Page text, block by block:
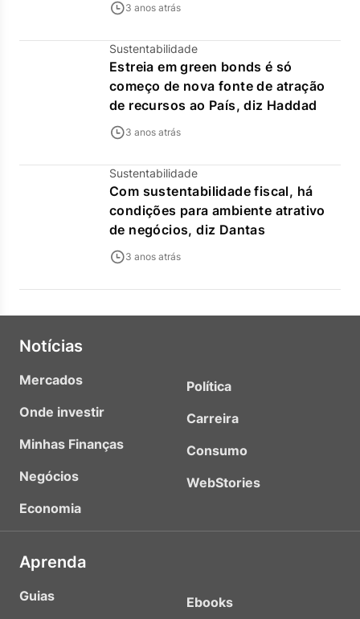
3 anos atrás
Sustentabilidade
Estreia em green bonds é só
começo de nova fonte de atração
de recursos ao País, diz Haddad
3 anos atrás
Sustentabilidade
Com sustentabilidade fiscal, há
condições para ambiente atrativo
de negócios, diz Dantas
3 anos atrás
Notícias
Mercados
Onde investir
Minhas Finanças
Negócios
Economia
Política
Carreira
Consumo
WebStories
Aprenda
Guias
Ebooks